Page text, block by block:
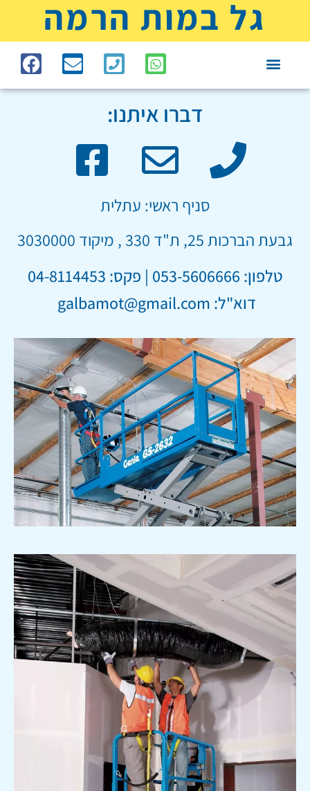
גל במות הרמה
דברו איתנו:
סניף ראשי: עתלית
גבעת הברכות 25, ת"ד 330 , מיקוד 3030000
טלפון: 053-5606666 | פקס: 04-8114453
דוא"ל: galbamot@gmail.com